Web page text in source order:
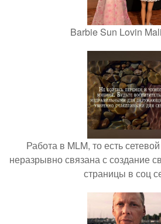
Barbie Sun Lovin
Работа в MLM, то есть
неразрывно связана с создание
страницы в соц